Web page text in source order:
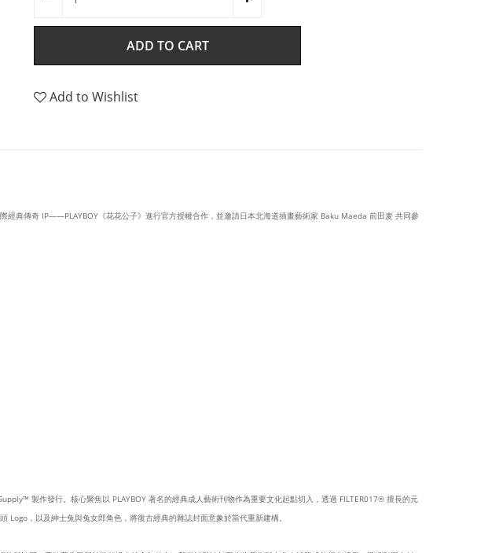
ADD TO CART
Add to Wishlist
典傳奇 IP——PLAYBOY《花花公子》進行官方授權合作，並邀請日本北海道插畫藝術家 Baku Maeda 前田麦 共同參
製作發行。核心聚焦以 PLAYBOY 著名的經典成人藝術刊物作為重要文化起點切入，透過 FILTER017® 擅長的元
Logo，以及紳士兔與兔女郎角色，將復古經典的雜誌封面意象於當代重新建構。